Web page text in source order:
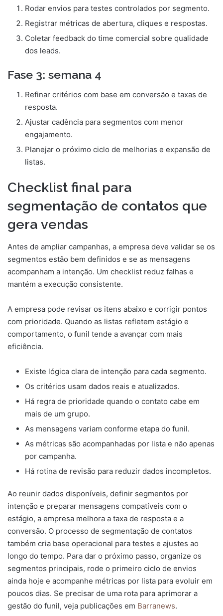
Rodar envios para testes controlados por segmento.
Registrar métricas de abertura, cliques e respostas.
Coletar feedback do time comercial sobre qualidade
dos leads.
Fase 3: semana 4
Refinar critérios com base em conversão e taxas de
resposta.
Ajustar cadência para segmentos com menor
engajamento.
Planejar o próximo ciclo de melhorias e expansão de
listas.
Checklist final para
segmentação de contatos que
gera vendas
Antes de ampliar campanhas, a empresa deve validar se os
segmentos estão bem definidos e se as mensagens
acompanham a intenção. Um checklist reduz falhas e
mantém a execução consistente.
A empresa pode revisar os itens abaixo e corrigir pontos
com prioridade. Quando as listas refletem estágio e
comportamento, o funil tende a avançar com mais
eficiência.
Existe lógica clara de intenção para cada segmento.
Os critérios usam dados reais e atualizados.
Há regra de prioridade quando o contato cabe em
mais de um grupo.
As mensagens variam conforme etapa do funil.
As métricas são acompanhadas por lista e não apenas
por campanha.
Há rotina de revisão para reduzir dados incompletos.
Ao reunir dados disponíveis, definir segmentos por
intenção e preparar mensagens compatíveis com o
estágio, a empresa melhora a taxa de resposta e a
conversão. O processo de segmentação de contatos
também cria base operacional para testes e ajustes ao
longo do tempo. Para dar o próximo passo, organize os
segmentos principais, rode o primeiro ciclo de envios
ainda hoje e acompanhe métricas por lista para evoluir em
poucos dias. Se precisar de uma rota para aprimorar a
gestão do funil, veja publicações em Barranews.